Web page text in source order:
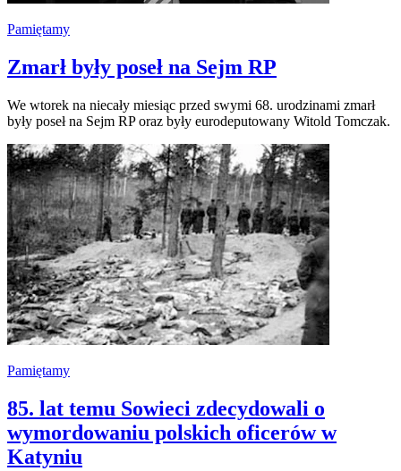
Pamiętamy
Zmarł były poseł na Sejm RP
We wtorek na niecały miesiąc przed swymi 68. urodzinami zmarł
były poseł na Sejm RP oraz były eurodeputowany Witold Tomczak.
Pamiętamy
85. lat temu Sowieci zdecydowali o
wymordowaniu polskich oficerów w
Katyniu